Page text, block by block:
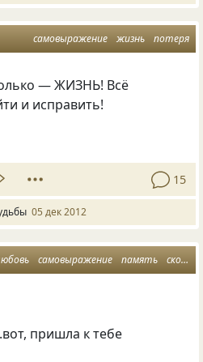
самовыражение жизнь потеря
— ЖИЗНЬ! Всё
и исправить!
15
05 дек 2012
самовыражение память скорбь
пришла к тебе